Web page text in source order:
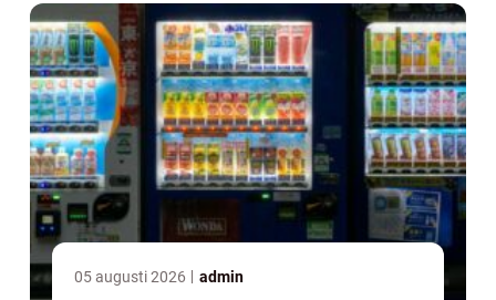
skapa en ...
05 augusti 2026 admin